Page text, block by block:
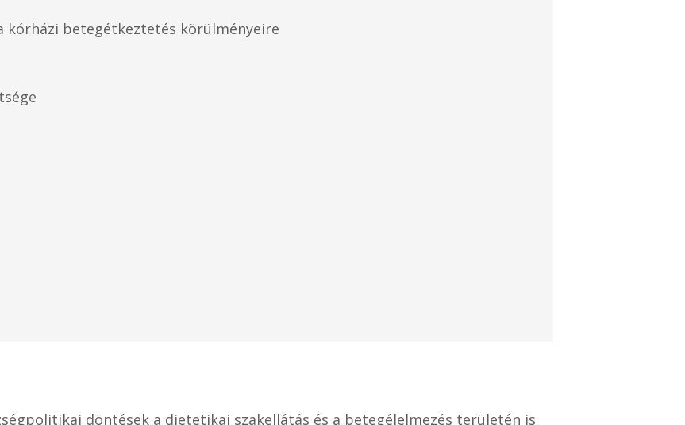
kórházi betegétkeztetés körülményeire
döntések a dietetikai szakellátás és a betegélelmezés területén is